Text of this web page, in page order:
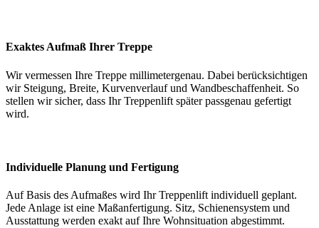
Exaktes Aufmaß Ihrer Treppe
Wir vermessen Ihre Treppe millimetergenau. Dabei berücksichtigen
wir Steigung, Breite, Kurvenverlauf und Wandbeschaffenheit. So
stellen wir sicher, dass Ihr Treppenlift später passgenau gefertigt
wird.
Individuelle Planung und Fertigung
Auf Basis des Aufmaßes wird Ihr Treppenlift individuell geplant.
Jede Anlage ist eine Maßanfertigung. Sitz, Schienensystem und
Ausstattung werden exakt auf Ihre Wohnsituation abgestimmt.